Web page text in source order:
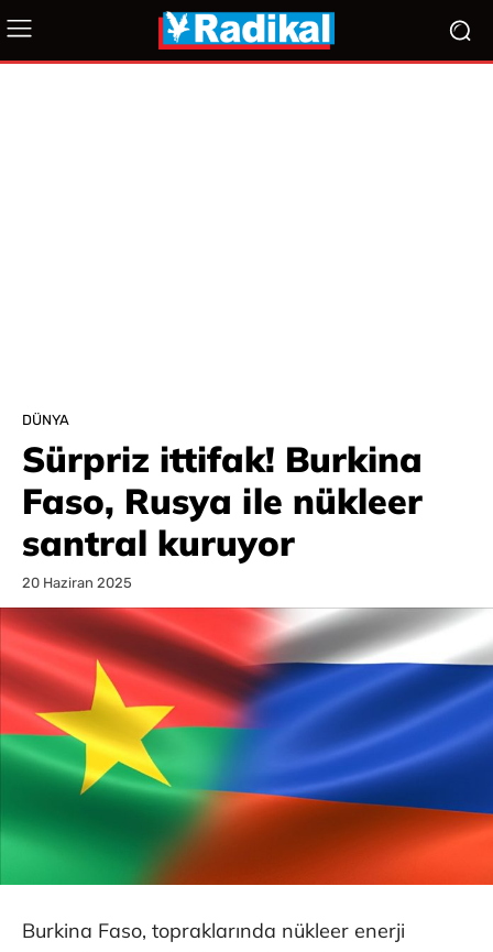
DÜNYA
Sürpriz ittifak! Burkina
Faso, Rusya ile nükleer
santral kuruyor
20 Haziran 2025
Burkina Faso, topraklarında nükleer enerji